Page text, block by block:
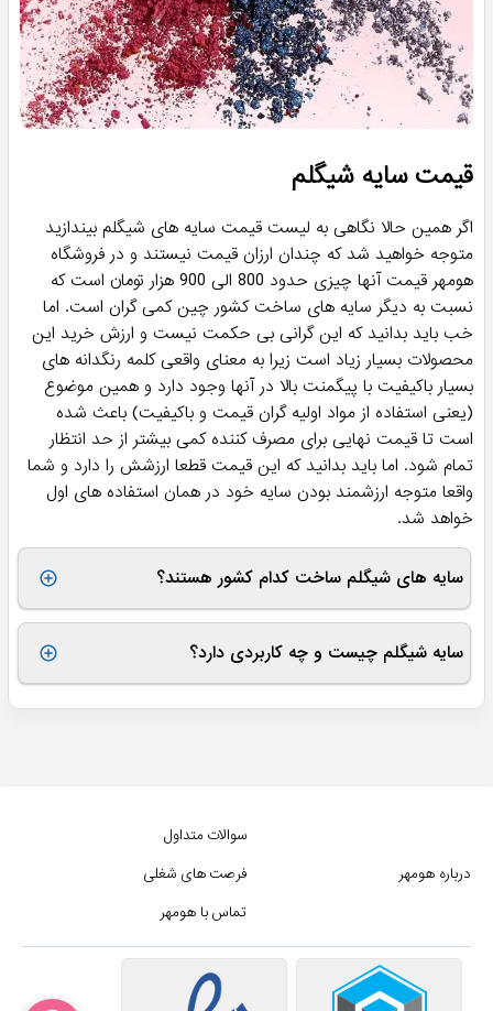
قیمت سایه شیگلم
اگر همین حالا نگاهی به لیست قیمت سایه های شیگلم بیندازید
متوجه خواهید شد که چندان ارزان قیمت نیستند و در فروشگاه
هومهر قیمت آنها چیزی حدود 800 الی 900 هزار تومان است که
نسبت به دیگر سایه های ساخت کشور چین کمی گران است. اما
خب باید بدانید که این گرانی بی حکمت نیست و ارزش خرید این
محصولات بسیار زیاد است زیرا به معنای واقعی کلمه رنگدانه های
بسیار باکیفیت با پیگمنت بالا در آنها وجود دارد و همین موضوع
(یعنی استفاده از مواد اولیه گران قیمت و باکیفیت) باعث شده
است تا قیمت نهایی برای مصرف کننده کمی بیشتر از حد انتظار
تمام شود. اما باید بدانید که این قیمت قطعا ارزشش را دارد و شما
واقعا متوجه ارزشمند بودن سایه خود در همان استفاده های اول
خواهد شد.
سایه های شیگلم ساخت کدام کشور هستند؟
سایه های Sheglam ساخت کشور چین هستند و ما در فروشگاه
هومهر نسخه اصلی آنها را به شما عرضه خواهیم کرد. کشور سازنده
تک تک محصولات در سایت هومهر در بخش مشخصات محصول
درج شده است.
سایه شیگلم چیست و چه کاربردی دارد؟
درباره هومهر
سوالات متداول
فرصت های شغلی
تماس با هومهر